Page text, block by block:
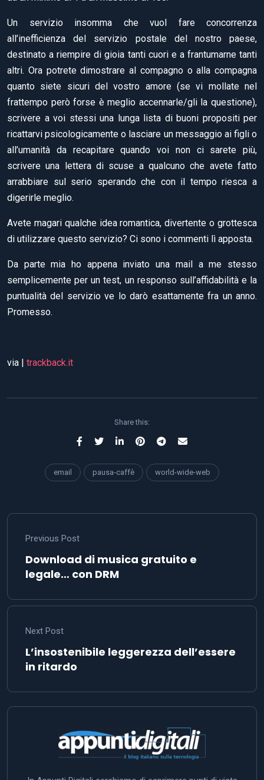
Un servizio insomma che vuol fare concorrenza
all’inefficienza del servizio postale del nostro paese,
destinato a riempire di gioia tanti cuori e a frantumarne tanti
altri. Ora potrete dimostrare al compagno o alla compagna
quanto siete sicuri del vostro amore (se vi mollate nel
frattempo però forse è meglio accennarle/gli la questione),
scrivere a voi stessi una lunga lista di buoni propositi per
ricattarvi psicologicamente o lasciare un messaggio ai figli o
all’umanità da recapitare quando voi non ci sarete più,
scrivere una lettera di scuse a qualcuno che avete fatto
arrabbiare sul serio sperando che con il tempo riesca a
digerirle meglio.
Avete magari qualche idea romantica, divertente o grottesca
di utilizzare questo servizio? Ci sono i commenti lì apposta.
Da parte mia ho appena inviato una mail a me stesso
semplicemente per un test, un responso sull’affidabilità e la
puntualità del servizio ve lo darò esattamente fra un anno.
Promesso.
via | trackback.it
Share this:
email pausa-caffè world-wide-web
Previous Post
Download di musica gratuito e
legale… con DRM
Next Post
L’insostenibile leggerezza dell’essere
in ritardo